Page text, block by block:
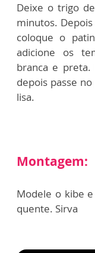
Deixe o trigo
minutos.
coloque o
adicione os
branca e
depois passe
lisa.
Montagem:
Modele o kibe
quente. Sirva